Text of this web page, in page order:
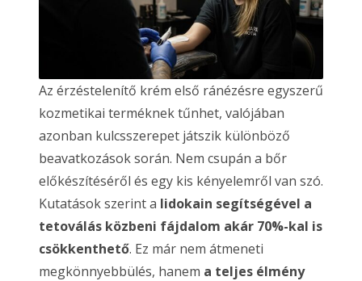
Az érzéstelenítő krém első ránézésre egyszerű
kozmetikai terméknek tűnhet, valójában
azonban kulcsszerepet játszik különböző
beavatkozások során. Nem csupán a bőr
előkészítéséről és egy kis kényelemről van szó.
Kutatások szerint a lidokain segítségével a
tetoválás közbeni fájdalom akár 70%-kal is
csökkenthető. Ez már nem átmeneti
megkönnyebbülés, hanem a teljes élmény